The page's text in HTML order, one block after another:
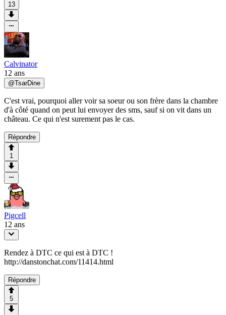
13
Calvinator
12 ans
@TsarDine
C'est vrai, pourquoi aller voir sa soeur ou son frère dans la chambre
d'à côté quand on peut lui envoyer des sms, sauf si on vit dans un
château. Ce qui n'est surement pas le cas.
Répondre
1
Pigcell
12 ans
Rendez à DTC ce qui est à DTC !
http://danstonchat.com/11414.html
Répondre
5